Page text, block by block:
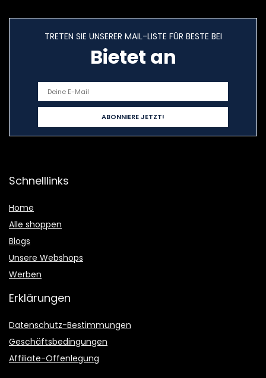
TRETEN SIE UNSERER MAIL-LISTE FÜR BESTE BEI
Bietet an
Schnelllinks
Home
Alle shoppen
Blogs
Unsere Webshops
Werben
Erklärungen
Datenschutz-Bestimmungen
Geschäftsbedingungen
Affiliate-Offenlegung